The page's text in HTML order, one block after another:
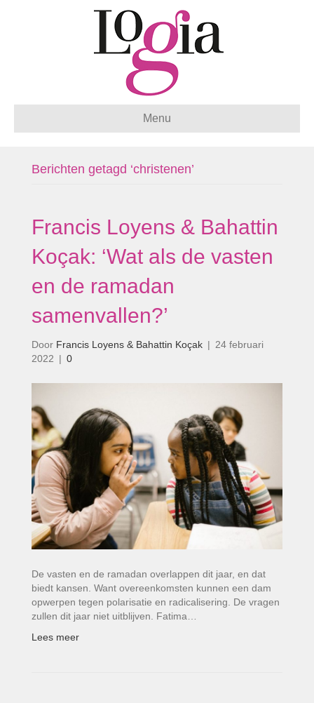
Menu
Berichten getagd ‘christenen’
Francis Loyens & Bahattin
Koçak: ‘Wat als de vasten
en de ramadan
samenvallen?’
Door Francis Loyens & Bahattin Koçak | 24 februari
2022 | 0
De vasten en de ramadan overlappen dit jaar, en dat
biedt kansen. Want overeenkomsten kunnen een dam
opwerpen tegen polarisatie en radicalisering. De vragen
zullen dit jaar niet uitblijven. Fatima…
Lees meer